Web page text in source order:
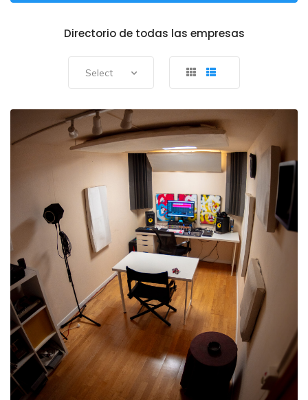
Directorio de todas las empresas
Select